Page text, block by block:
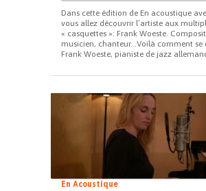
Dans cette édition de En acoustique
vous allez découvrir l’artiste aux
« casquettes »: Frank Woeste.
musicien, chanteur…Voilà comment se
Frank Woeste, pianiste de jazz
En Acoustique